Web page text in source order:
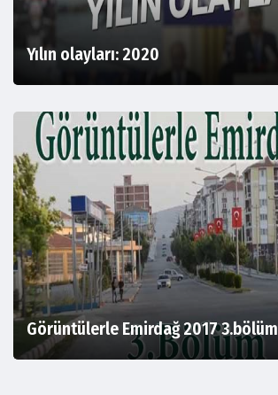
Yılın olayları: 2020
Görüntülerle Emirdağ 2017 3.bölüm